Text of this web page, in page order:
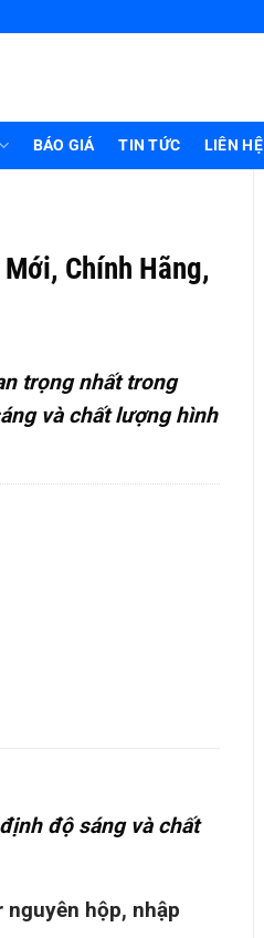
BÁO GIÁ TIN TỨC LIÊN HỆ
Chính Hãng,
trọng nhất trong
và chất lượng hình
độ sáng và chất
hộp, nhập